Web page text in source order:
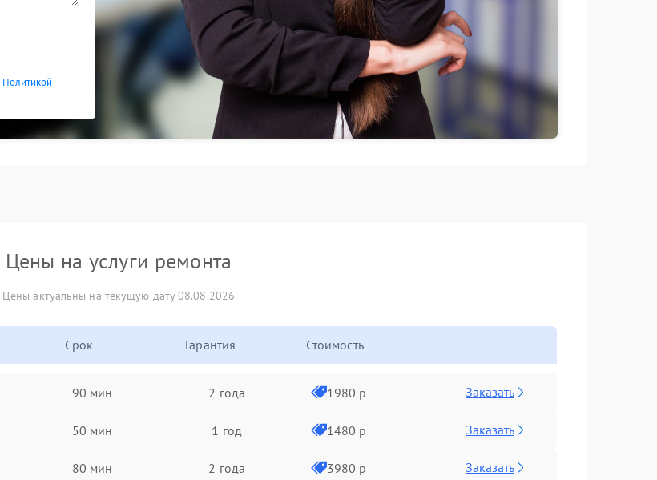
Политикой
Цены на услуги ремонта
Цены актуальны на текущую дату 08.08.2026
Срок Гарантия Стоимость
90 мин 2 года 1980 р Заказать
50 мин 1 год 1480 р Заказать
80 мин 2 года 3980 р Заказать